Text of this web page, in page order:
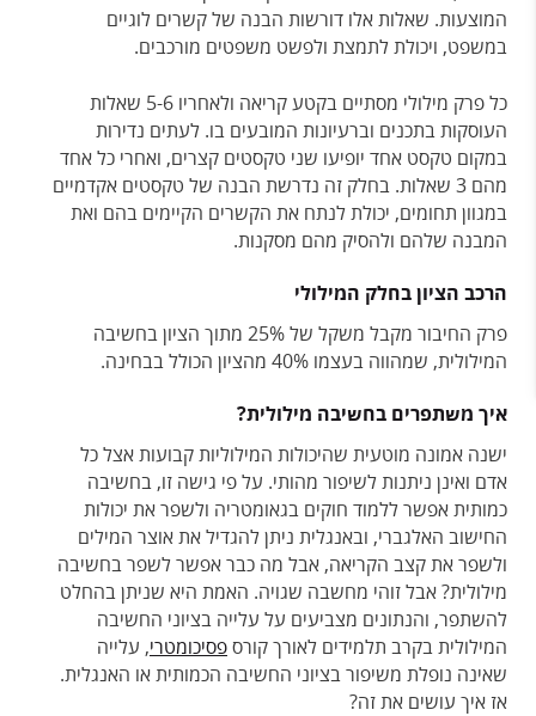
המוצעות. שאלות אלו דורשות הבנה של קשרים לוגיים
במשפט, ויכולת לתמצת ולפשט משפטים מורכבים.
כל פרק מילולי מסתיים בקטע קריאה
ולאחריו 5-6 שאלות
העוסקות בתכנים וברעיונות המובעים בו. לעתים נדירות
במקום טקסט אחד יופיעו שני טקסטים קצרים, ואחרי כל אחד
מהם 3 שאלות. בחלק זה נדרשת הבנה של טקסטים אקדמיים
במגוון תחומים, יכולת לנתח את הקשרים הקיימים בהם ואת
המבנה שלהם ולהסיק מהם מסקנות.
הרכב הציון בחלק המילולי
פרק החיבור מקבל משקל של 25% מתוך הציון בחשיבה
המילולית, שמהווה בעצמו 40% מהציון הכולל בבחינה.
איך משתפרים בחשיבה מילולית?
ישנה אמונה מוטעית שהיכולות המילוליות קבועות אצל כל
אדם ואינן ניתנות לשיפור מהותי. על פי גישה זו, בחשיבה
כמותית אפשר ללמוד חוקים בגאומטריה ולשפר את יכולות
החישוב האלגברי, ובאנגלית ניתן להגדיל את אוצר המילים
ולשפר את קצב הקריאה, אבל מה כבר אפשר לשפר בחשיבה
מילולית? אבל זוהי מחשבה שגויה. האמת היא שניתן בהחלט
להשתפר, והנתונים מצביעים על עלייה בציוני החשיבה
המילולית בקרב תלמידים לאורך קורספסיכומטרי, עלייה
שאינה נופלת משיפור בציוני החשיבה הכמותית או האנגלית.
אז איך עושים את זה?